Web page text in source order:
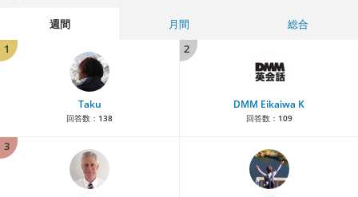
週間 月間
総合
1
Taku
回答数： 138
2
DMM Eikaiwa K
回答数： 109
3